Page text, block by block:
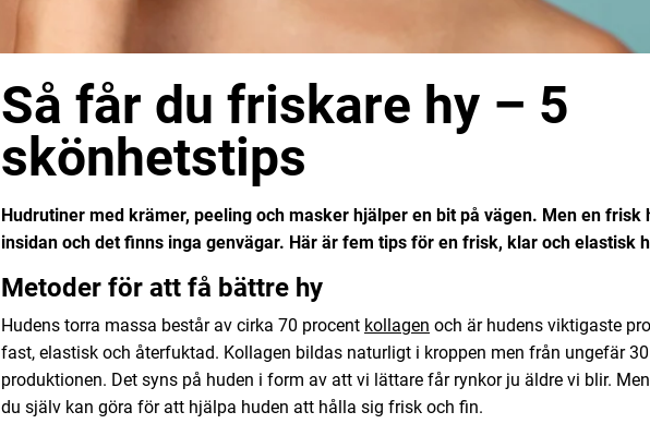
Så får du friskare hy – 5
skönhetstips
Hudrutiner med krämer, peeling och masker hjälper en bit på vägen. Men en frisk
insidan och det finns inga genvägar. Här är fem tips för en frisk, klar och elastisk
Metoder för att få bättre hy
Hudens torra massa består av cirka 70 procent kollagen och är hudens viktigaste
fast, elastisk och återfuktad. Kollagen bildas naturligt i kroppen men från ungefär
produktionen. Det syns på huden i form av att vi lättare får rynkor ju äldre vi blir.
du själv kan göra för att hjälpa huden att hålla sig frisk och fin.